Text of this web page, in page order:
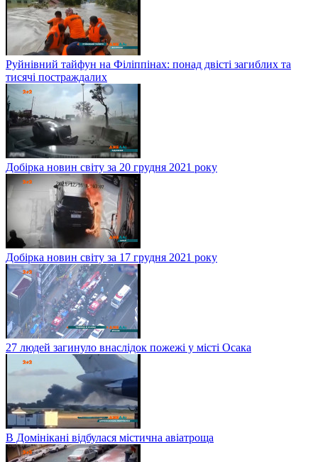
Руйнівний тайфун на Філіппінах: понад двісті загиблих та
тисячі постраждалих
Добірка новин світу за 20 грудня 2021 року
Добірка новин світу за 17 грудня 2021 року
27 людей загинуло внаслідок пожежі у місті Осака
В Домінікані відбулася містична авіатроща